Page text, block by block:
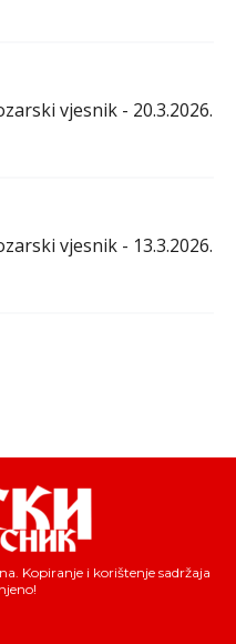
vjesnik - 20.3.2026.
vjesnik - 13.3.2026.
Kopiranje i korištenje sadržaja